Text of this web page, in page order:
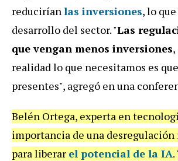
reduciríanlas inversiones, lo
desarrollo del sector. "Las
que vengan menos inversiones
realidad lo que necesitamos es
presentes", agregó en una
Belén Ortega, experta en
importancia de una
para liberar el potencial de la IA